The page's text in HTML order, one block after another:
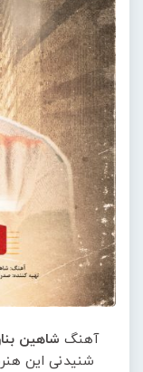
آهنگ شاهین
شنیدنی این